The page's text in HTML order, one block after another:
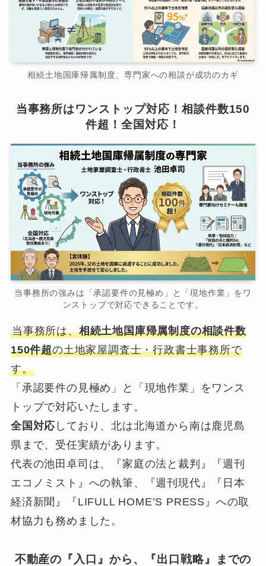
相続土地国庫帰属制度、専門家への相談が成功のカギ
当事務所はワンストップ対応！相談件数150
件超！全国対応！
当事務所の強みは「承認要件の見極め」と「現地作業」をワ
ンストップで対応できることです。
当事務所は、相続土地国庫帰属制度の相談件数
150件超の土地家屋調査士・行政書士事務所で
す。
「承認要件の見極め」と「現地作業」をワンス
トップで対応いたします。
全国対応 しており、北は北海道から南は鹿児島
県まで、受任実績があります。
代表の池田卓司は、『家庭の法と裁判』『週刊
エコノミスト』への執筆、『週刊現代』『日本
経済新聞』『LIFULL HOME’S PRESS』への取
材協力も務めました。
不動産の『入口』から、『出口戦略』までの